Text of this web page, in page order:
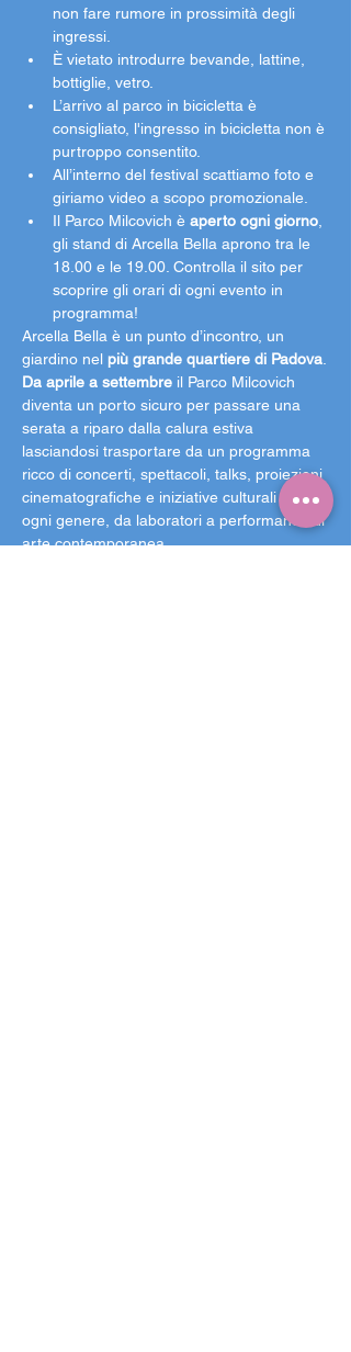
non fare rumore in prossimità degli
ingressi.
È vietato introdurre bevande, lattine,
bottiglie, vetro.
L’arrivo al parco in bicicletta è
consigliato, l'ingresso in bicicletta non è
purtroppo consentito.
All’interno del festival scattiamo foto e
giriamo video a scopo promozionale.
Il Parco Milcovich è aperto ogni giorno
gli stand di Arcella Bella aprono tra le
18.00 e le 19.00. Controlla il sito per
scoprire gli orari di ogni evento in
programma!
Arcella Bella è un punto d’incontro, un
giardino nel più grande quartiere di Padova
Da aprile a settembre il Parco Milcovich
diventa un porto sicuro per passare una
serata a riparo dalla calura estiva
lasciandosi trasportare da un programma
ricco di concerti, spettacoli, talks, proiezioni
cinematografiche e iniziative culturali di
ogni genere, da laboratori a performance di
arte contemporanea.